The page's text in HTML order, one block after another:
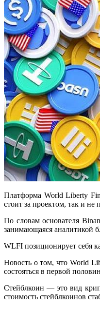
Платформа World Liberty
стоит за проектом, так и не
По словам основателя
занимающаяся аналитикой
WLFI позиционирует себя
Новость о том, что World
состояться в первой
Стейблкоин — это вид
стоимость стейблкоинов